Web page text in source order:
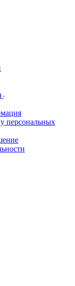
персональных